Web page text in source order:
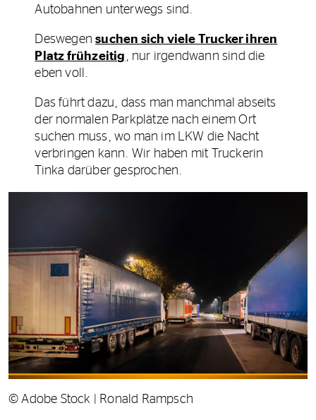
Autobahnen unterwegs sind.
Deswegensuchen sich viele Trucker ihren
Platz frühzeitig , nur irgendwann sind die
eben voll.
Das führt dazu, dass man manchmal abseits
der normalen Parkplätze nach einem Ort
suchen muss, wo man im LKW die Nacht
verbringen kann. Wir haben mit Truckerin
Tinka darüber gesprochen.
© Adobe Stock | Ronald Rampsch